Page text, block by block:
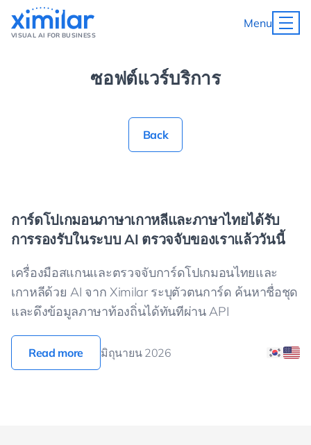
VISUAL AI FOR BUSINESS
Menu
ซอฟต์แวร์บริการ
Back
การ์ดโปเกมอนภาษาเกาหลีและภาษาไทยได้รับ
การรองรับในระบบ AI ตรวจจับของเราแล้ววันนี้
เครื่องมือสแกนและตรวจจับการ์ดโปเกมอนไทยและ
เกาหลีด้วย AI จาก Ximilar ระบุตัวตนการ์ด ค้นหาชื่อชุด
และดึงข้อมูลภาษาท้องถิ่นได้ทันทีผ่าน API
Read more มิถุนายน 2026